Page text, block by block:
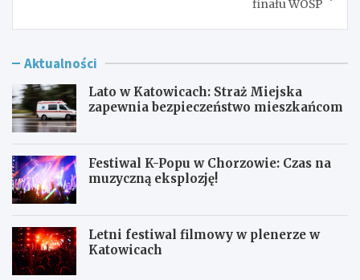
finału WOŚP
Aktualności
Lato w Katowicach: Straż Miejska
zapewnia bezpieczeństwo mieszkańcom
Festiwal K-Popu w Chorzowie: Czas na
muzyczną eksplozję!
Letni festiwal filmowy w plenerze w
Katowicach